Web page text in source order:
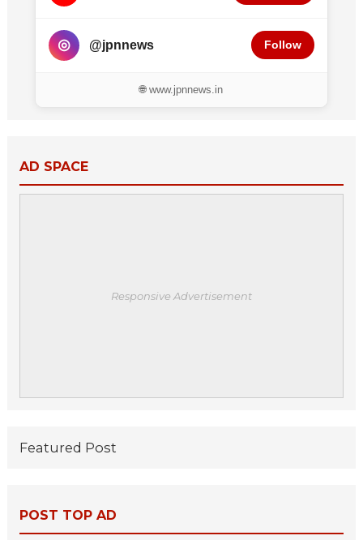
◎ @jpnnews Follow
🌐 www.jpnnews.in
AD SPACE
Responsive Advertisement
Featured Post
POST TOP AD